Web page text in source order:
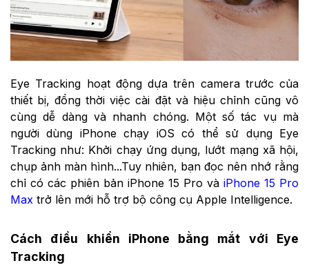
Eye Tracking hoạt động dựa trên camera trước của
thiết bị, đồng thời việc cài đặt và hiệu chỉnh cũng vô
cùng dễ dàng và nhanh chóng. Một số tác vụ mà
người dùng iPhone chạy iOS có thể sử dụng Eye
Tracking như: Khởi chạy ứng dụng, lướt mạng xã hội,
chụp ảnh màn hình...Tuy nhiên, bạn đọc nên nhớ rằng
chỉ có các phiên bản iPhone 15 Pro và iPhone 15 Pro
Max trở lên mới hỗ trợ bộ công cụ Apple Intelligence.
Cách điều khiển iPhone bằng mắt với Eye
Tracking